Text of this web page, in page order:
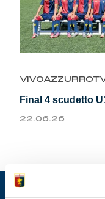
Kids
Mare
Final 4 scudetto
22.06.26